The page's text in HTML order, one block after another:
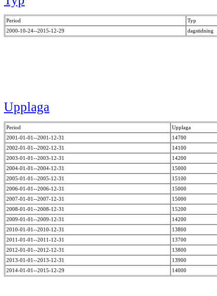
Period
Typ
2000-10-24--2015-12-29
dagstidning
Upplaga
Period
Upplaga
2001-01-01--2001-12-31
14700
2002-01-01--2002-12-31
14100
2003-01-01--2003-12-31
14200
2004-01-01--2004-12-31
15000
2005-01-01--2005-12-31
15100
2006-01-01--2006-12-31
15000
2007-01-01--2007-12-31
15000
2008-01-01--2008-12-31
15200
2009-01-01--2009-12-31
14200
2010-01-01--2010-12-31
13800
2011-01-01--2011-12-31
13700
2012-01-01--2012-12-31
13800
2013-01-01--2013-12-31
13900
2014-01-01--2015-12-29
14000